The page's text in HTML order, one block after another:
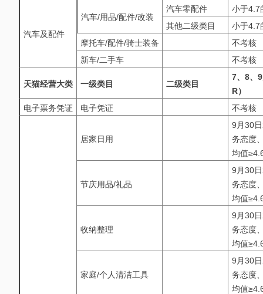
汽车及配件
汽车/用品/配件/改装
汽车零配件
小于4.7
其他二级类目
小于4.7
摩托车/配件/骑士装备
不考核
新车/二手车
不考核
天猫经营大类 一级类目 二级类目
7、8、
R）
电子票务凭证
电子凭证 不考核
居家日用
9月30
务态度
均值
节庆用品/礼品
9月30
务态度
均值
收纳整理
9月30
务态度
均值
家庭/个人清洁工具
9月30
务态度
均值